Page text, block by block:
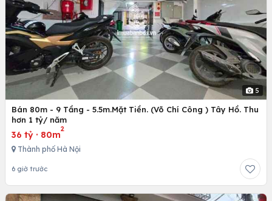
5
Bán 80m - 9 Tầng - 5.5m.Mặt Tiền. (Võ Chí Công ) Tây Hồ. Thu
hơn 1 tỷ/ năm
36 tỷ · 80m
2
Thành phố Hà Nội
6 giờ trước